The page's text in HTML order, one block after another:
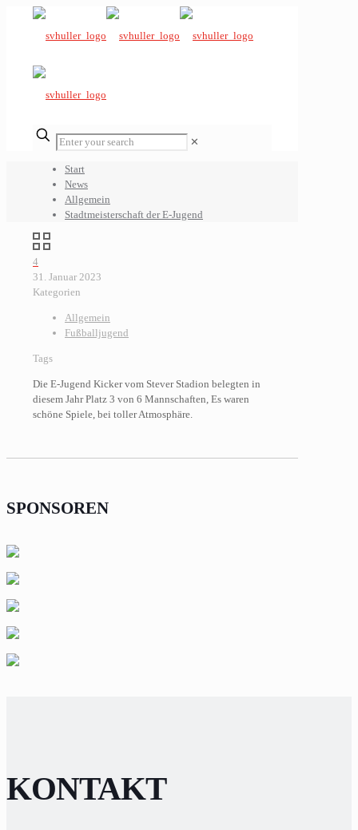
✕
Start
News
Allgemein
Stadtmeisterschaft der E-Jugend
4
31. Januar 2023
Kategorien
Allgemein
Fußballjugend
Tags
Die E-Jugend Kicker vom Stever Stadion belegten in
diesem Jahr Platz 3 von 6 Mannschaften, Es waren
schöne Spiele, bei toller Atmosphäre.
SPONSOREN
KONTAKT